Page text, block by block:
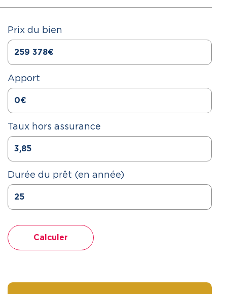
Prix du bien
Apport
Taux hors assurance
Durée du prêt (en année)
Calculer